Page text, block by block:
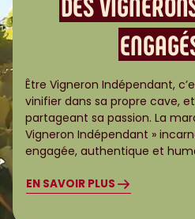
Être Vigneron Indépendant,
vinifier dans sa propre cave,
partageant sa passion. La
Vigneron Indépendant »
engagée, authentique et
EN SAVOIR PLUS